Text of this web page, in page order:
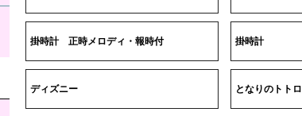
掛時計 正時メロディ・報時付 掛時計
ディズニー となりのトトロ